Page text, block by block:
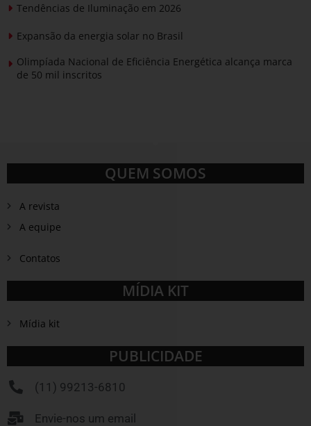
Tendências de Iluminação em 2026
Expansão da energia solar no Brasil
Olimpíada Nacional de Eficiência Energética alcança marca
de 50 mil inscritos
QUEM SOMOS
A revista
A equipe
Contatos
MÍDIA KIT
Mídia kit
PUBLICIDADE
(11) 99213-6810
Envie-nos um email